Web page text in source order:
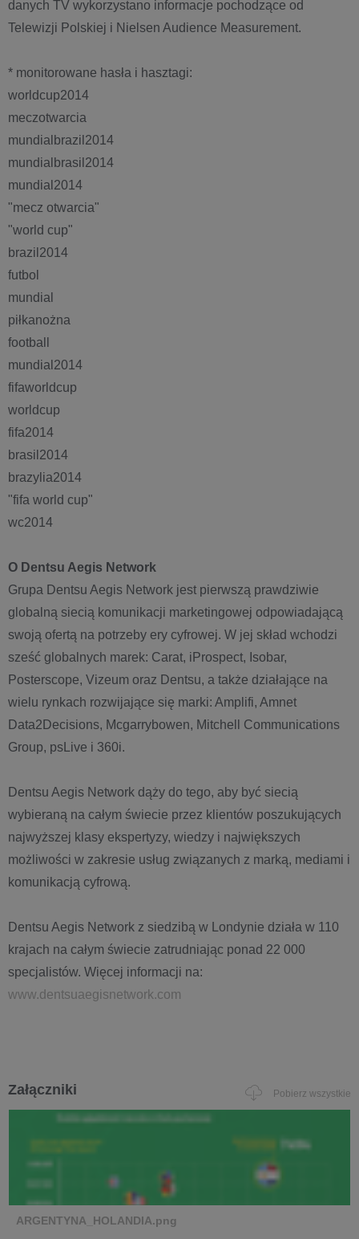
danych TV wykorzystano informacje pochodzące od
Telewizji Polskiej i Nielsen Audience Measurement.
* monitorowane hasła i hasztagi:
worldcup2014
meczotwarcia
mundialbrazil2014
mundialbrasil2014
mundial2014
"mecz otwarcia"
"world cup"
brazil2014
futbol
mundial
piłkanożna
football
mundial2014
fifaworldcup
worldcup
fifa2014
brasil2014
brazylia2014
"fifa world cup"
wc2014
O Dentsu Aegis Network
Grupa Dentsu Aegis Network jest pierwszą prawdziwie
globalną siecią komunikacji marketingowej odpowiadającą
swoją ofertą na potrzeby ery cyfrowej. W jej skład wchodzi
sześć globalnych marek: Carat, iProspect, Isobar,
Posterscope, Vizeum oraz Dentsu, a także działające na
wielu rynkach rozwijające się marki: Amplifi, Amnet
Data2Decisions, Mcgarrybowen, Mitchell Communications
Group, psLive i 360i.
Dentsu Aegis Network dąży do tego, aby być siecią
wybieraną na całym świecie przez klientów poszukujących
najwyższej klasy ekspertyzy, wiedzy i największych
możliwości w zakresie usług związanych z marką, mediami i
komunikacją cyfrową.
Dentsu Aegis Network z siedzibą w Londynie działa w 110
krajach na całym świecie zatrudniając ponad 22 000
specjalistów. Więcej informacji na:
www.dentsuaegisnetwork.com
Załączniki Pobierz wszystkie
ARGENTYNA_HOLANDIA.png